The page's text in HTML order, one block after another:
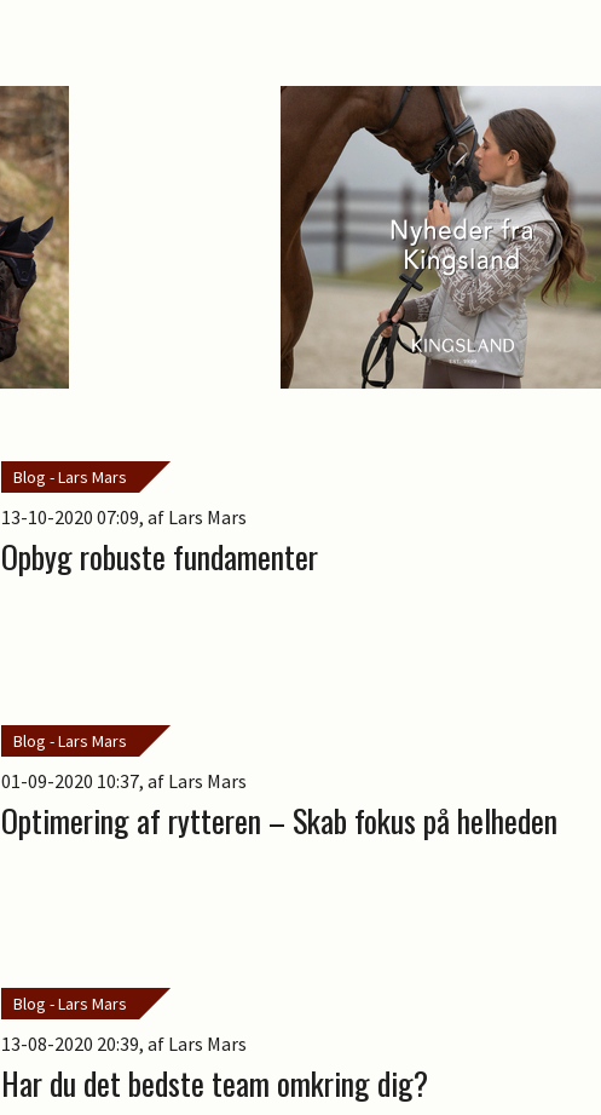
Blog - Lars Mars
13-10-2020 07:09, af Lars Mars
Opbyg robuste fundamenter
Blog - Lars Mars
01-09-2020 10:37, af Lars Mars
Optimering af rytteren – Skab fokus på helheden
Blog - Lars Mars
13-08-2020 20:39, af Lars Mars
Har du det bedste team omkring dig?